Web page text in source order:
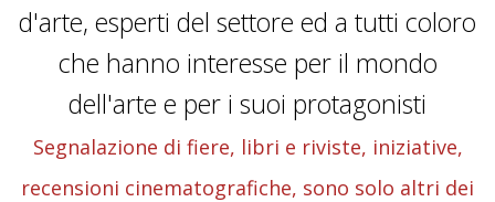
d'arte, esperti del settore ed a tutti coloro
che hanno interesse per il mondo
dell'arte e per i suoi protagonisti
Segnalazione di fiere, libri e riviste, iniziative,
recensioni cinematografiche, sono solo altri dei